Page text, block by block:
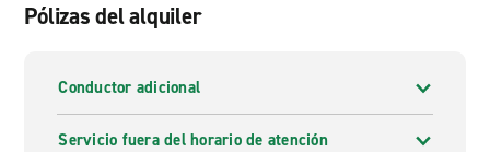
Pólizas del alquiler
Conductor adicional
Servicio fuera del horario de atención